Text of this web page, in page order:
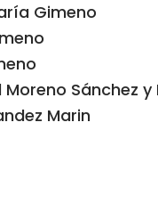
Gimeno
Sánchez
Marin